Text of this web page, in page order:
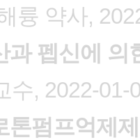
륭 약사,
과 펩신에 의
수, 2022-01-
톤펌프억제